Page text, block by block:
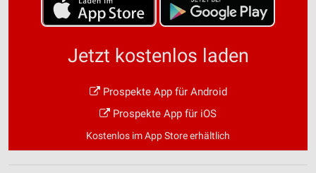
Jetzt kostenlos laden
Prospekte App für Android
Prospekte App für iOS
Kostenlos im App Store erhältlich